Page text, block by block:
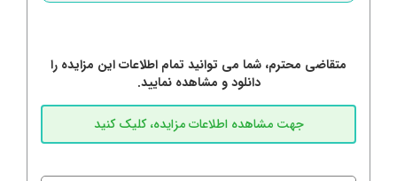
متقاضی محترم، شما می توانید تمام اطلاعات این مزایده را
دانلود و مشاهده نمایید.